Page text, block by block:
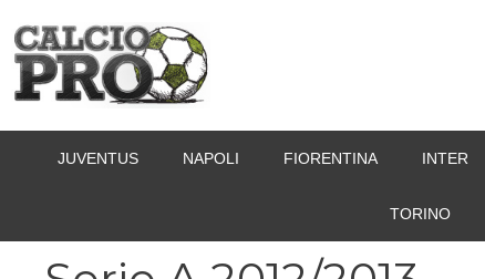
contenuto
JUVENTUS NAPOLI FIORENTINA INTER
TORINO